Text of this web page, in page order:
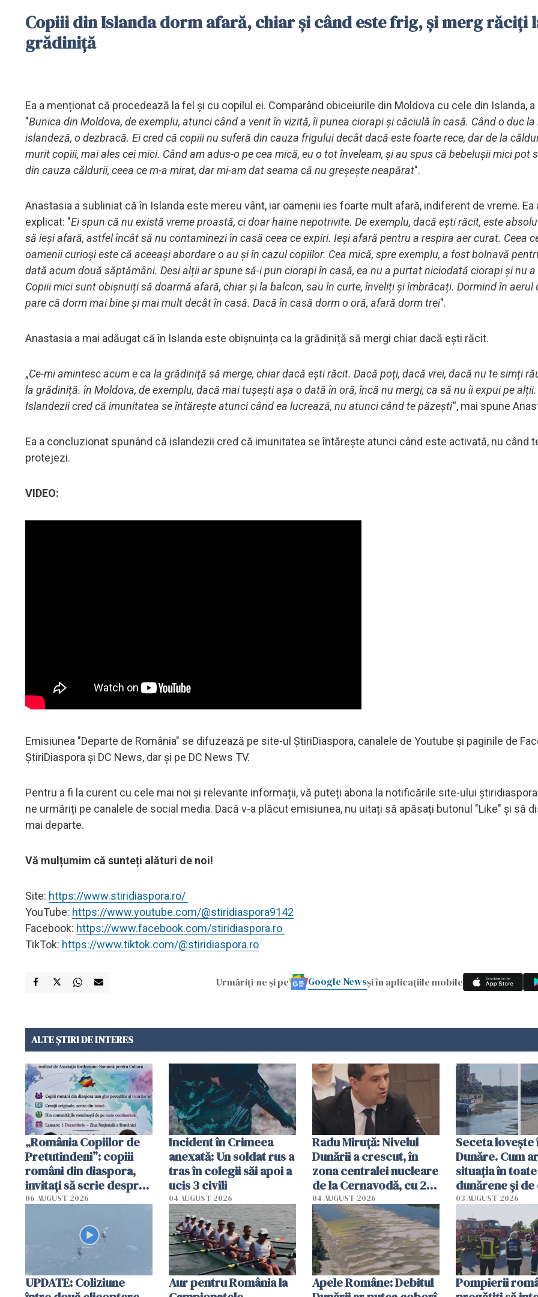
Copiii din Islanda dorm afară, chiar și când este frig, și merg răciți
grădiniță
Ea a menționat că procedează la fel și cu copilul ei. Comparând obiceiurile din Moldova cu cele din Islanda, a
"Bunica din Moldova, de exemplu, atunci când a venit în vizită, îi punea ciorapi și căciulă în casă. Când o duc la
islandeză, o dezbracă. Ei cred că copiii nu suferă din cauza frigului decât dacă este foarte rece, dar de la
murit copiii, mai ales cei mici. Când am adus-o pe cea mică, eu o tot înveleam, și au spus că bebelușii mici pot
din cauza căldurii, ceea ce m-a mirat, dar mi-am dat seama că nu greșește neapărat".
Anastasia a subliniat că în Islanda este mereu vânt, iar oamenii ies foarte mult afară, indiferent de vreme. Ea
explicat: "Ei spun că nu există vreme proastă, ci doar haine nepotrivite. De exemplu, dacă ești răcit, este
să ieși afară, astfel încât să nu contaminezi în casă ceea ce expiri. Ieși afară pentru a respira aer curat. Ceea
oamenii curioși este că aceeași abordare o au și în cazul copiilor. Cea mică, spre exemplu, a fost bolnavă
dată acum două săptămâni. Desi alții ar spune să-i pun ciorapi în casă, ea nu a purtat niciodată ciorapi și nu a
Copiii mici sunt obișnuiți să doarmă afară, chiar și la balcon, sau în curte, înveliți și îmbrăcați. Dormind în aerul
pare că dorm mai bine și mai mult decât în casă. Dacă în casă dorm o oră, afară dorm trei".
Anastasia a mai adăugat că în Islanda este obișnuința ca la grădiniță să mergi chiar dacă ești răcit.
„Ce-mi amintesc acum e ca la grădiniță să merge, chiar dacă ești răcit. Dacă poți, dacă vrei, dacă nu te simți
la grădiniță. în Moldova, de exemplu, dacă mai tușești așa o dată în oră, încă nu mergi, ca să nu îi expui pe alții.
Islandezii cred că imunitatea se întărește atunci când ea lucrează, nu atunci când te păzești“, mai spune
Ea a concluzionat spunând că islandezii cred că imunitatea se întărește atunci când este activată, nu când
protejezi.
VIDEO:
Emisiunea "Departe de România" se difuzează pe site-ul ȘtiriDiaspora, canalele de Youtube și paginile de
ȘtiriDiaspora și DC News, dar și pe DC News TV.
Pentru a fi la curent cu cele mai noi și relevante informații, vă puteți abona la notificările site-ului
ne urmăriți pe canalele de social media. Dacă v-a plăcut emisiunea, nu uitați să apăsați butonul "Like" și să
mai departe.
Vă mulțumim că sunteți alături de noi!
Site: https://www.stiridiaspora.ro/
YouTube: https://www.youtube.com/@stiridiaspora9142
Facebook: https://www.facebook.com/stiridiaspora.ro
TikTok: https://www.tiktok.com/@stiridiaspora.ro
Urmăriți-ne și pe Google Newsși în aplicațiile mobile
ALTE ȘTIRI DE INTERES
„România Copiilor de
Pretutindeni”: copiii
români din diaspora,
invitați să scrie despre
România într-un volum
06 AUGUST 2026
Incident în Crimeea
anexată: Un soldat rus a
tras în colegii săi apoi a
ucis 3 civili
04 AUGUST 2026
Radu Miruţă: Nivelul
Dunării a crescut, în
zona centralei nucleare
de la Cernavodă, cu 2
cm faţă de ziua trecută
04 AUGUST 2026
Seceta
Dunăre. Cum
situația în
dunărene și de
România
efectele, deși a
în iulie
03 AUGUST 2026
UPDATE: Coliziune
Aur pentru România la
Apele Române: Debitul
Pompierii